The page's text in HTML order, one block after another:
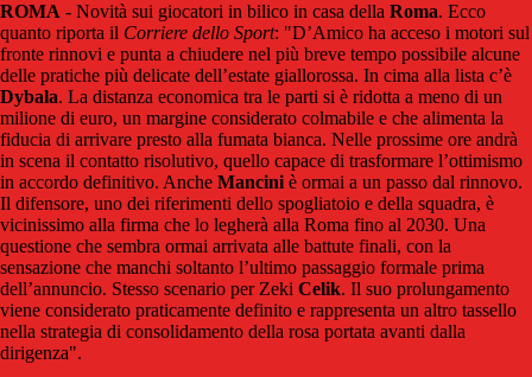
ROMA - Novità sui giocatori in bilico in casa della Roma. Ecco
quanto riporta il Corriere dello Sport: "D’Amico ha acceso i motori sul
fronte rinnovi e punta a chiudere nel più breve tempo possibile alcune
delle pratiche più delicate dell’estate giallorossa. In cima alla lista c’è
Dybala. La distanza economica tra le parti si è ridotta a meno di un
milione di euro, un margine considerato colmabile e che alimenta la
fiducia di arrivare presto alla fumata bianca. Nelle prossime ore andrà
in scena il contatto risolutivo, quello capace di trasformare l’ottimismo
in accordo definitivo. Anche Mancini è ormai a un passo dal rinnovo.
Il difensore, uno dei riferimenti dello spogliatoio e della squadra, è
vicinissimo alla firma che lo legherà alla Roma fino al 2030. Una
questione che sembra ormai arrivata alle battute finali, con la
sensazione che manchi soltanto l’ultimo passaggio formale prima
dell’annuncio. Stesso scenario per Zeki Celik. Il suo prolungamento
viene considerato praticamente definito e rappresenta un altro tassello
nella strategia di consolidamento della rosa portata avanti dalla
dirigenza".